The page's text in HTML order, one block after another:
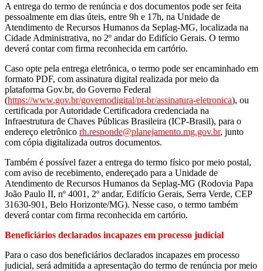
A entrega do termo de renúncia e dos documentos pode ser feita
pessoalmente em dias úteis, entre 9h e 17h, na Unidade de
Atendimento de Recursos Humanos da Seplag-MG, localizada na
Cidade Administrativa, no 2º andar do Edifício Gerais. O termo
deverá contar com firma reconhecida em cartório.
Caso opte pela entrega eletrônica, o termo pode ser encaminhado em
formato PDF, com assinatura digital realizada por meio da
plataforma Gov.br, do Governo Federal
(https://www.gov.br/governodigital/pt-br/assinatura-eletronica), ou
certificada por Autoridade Certificadora credenciada na
Infraestrutura de Chaves Públicas Brasileira (ICP-Brasil), para o
endereço eletrônico rh.responde@planejamento.mg.gov.br, junto
com cópia digitalizada outros documentos.
Também é possível fazer a entrega do termo físico por meio postal,
com aviso de recebimento, endereçado para a Unidade de
Atendimento de Recursos Humanos da Seplag-MG (Rodovia Papa
João Paulo II, nº 4001, 2º andar, Edifício Gerais, Serra Verde, CEP
31630-901, Belo Horizonte/MG). Nesse caso, o termo também
deverá contar com firma reconhecida em cartório.
Beneficiários declarados incapazes em processo judicial
Para o caso dos beneficiários declarados incapazes em processo
judicial, será admitida a apresentação do termo de renúncia por meio